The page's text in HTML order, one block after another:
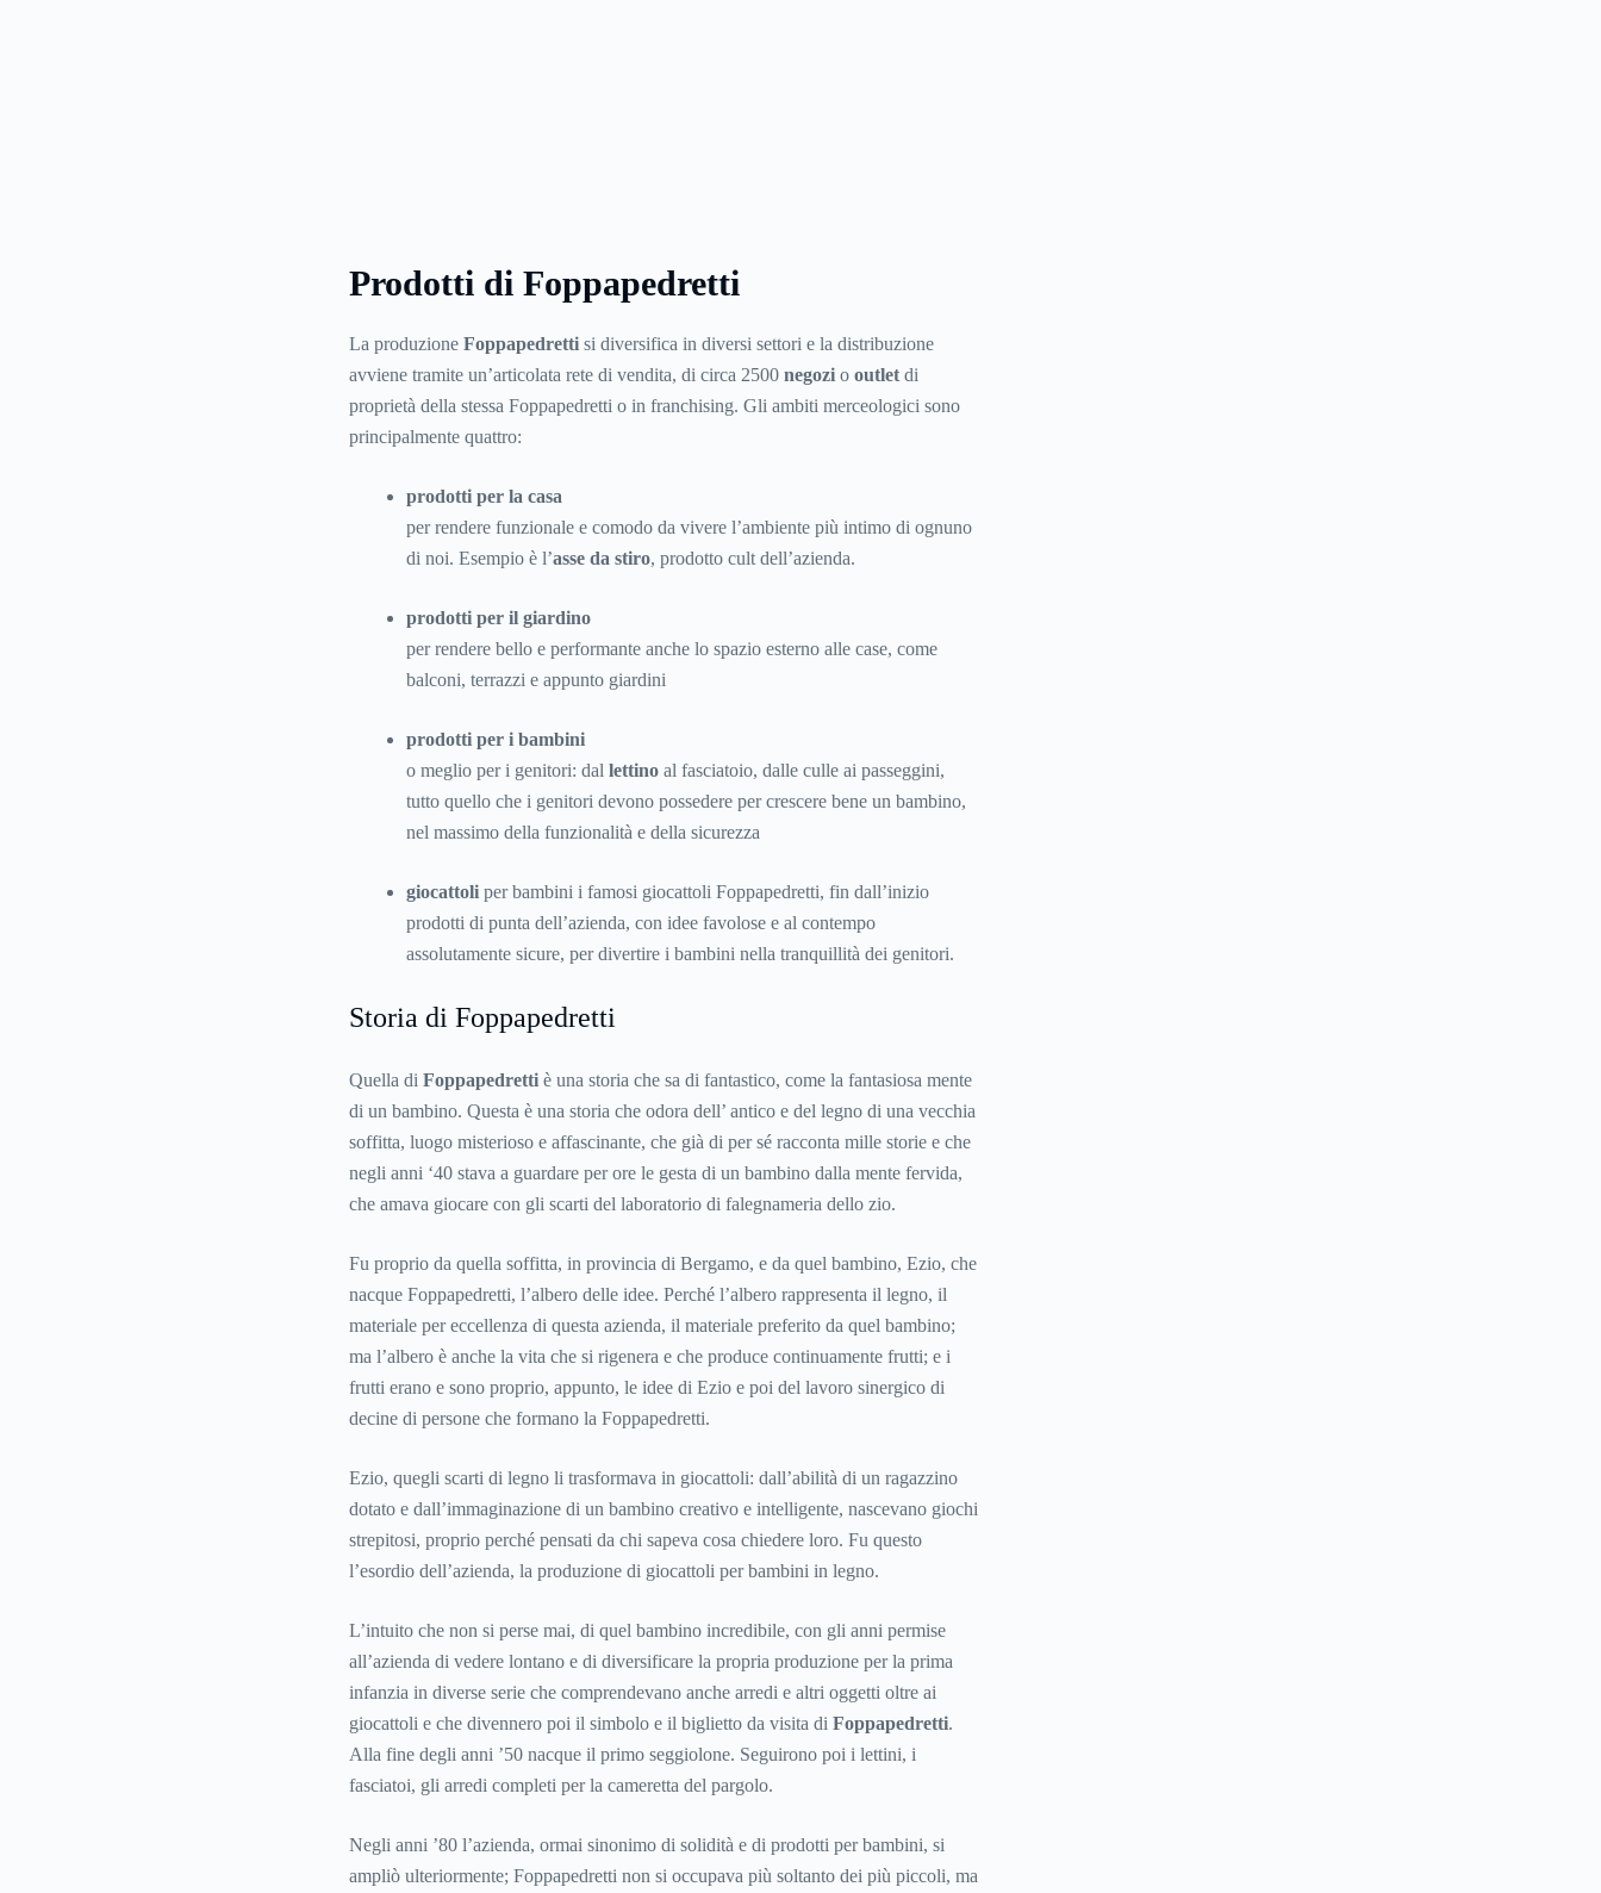
Prodotti di Foppapedretti
La produzione Foppapedrettisi diversifica in diversi settori e la distribuzione
avviene tramite un’articolata rete di vendita, di circa 2500 negozio outletdi
proprietà della stessa Foppapedretti o in franchising. Gli ambiti merceologici sono
principalmente quattro:
prodotti per la casa
per rendere funzionale e comodo da vivere l’ambiente più intimo di ognuno
di noi. Esempio è l’asse da stiro, prodotto cult dell’azienda.
prodotti per il giardino
per rendere bello e performante anche lo spazio esterno alle case, come
balconi, terrazzi e appunto giardini
prodotti per i bambini
o meglio per i genitori: dal lettinoal fasciatoio, dalle culle ai passeggini,
tutto quello che i genitori devono possedere per crescere bene un bambino,
nel massimo della funzionalità e della sicurezza
giocattoliper bambini i famosi giocattoli Foppapedretti, fin dall’inizio
prodotti di punta dell’azienda, con idee favolose e al contempo
assolutamente sicure, per divertire i bambini nella tranquillità dei genitori.
Storia di Foppapedretti
Quella di Foppapedrettiè una storia che sa di fantastico, come la fantasiosa mente
di un bambino. Questa è una storia che odora dell’ antico e del legno di una vecchia
soffitta, luogo misterioso e affascinante, che già di per sé racconta mille storie e che
negli anni ‘40 stava a guardare per ore le gesta di un bambino dalla mente fervida,
che amava giocare con gli scarti del laboratorio di falegnameria dello zio.
Fu proprio da quella soffitta, in provincia di Bergamo, e da quel bambino, Ezio, che
nacque Foppapedretti, l’albero delle idee. Perché l’albero rappresenta il legno, il
materiale per eccellenza di questa azienda, il materiale preferito da quel bambino;
ma l’albero è anche la vita che si rigenera e che produce continuamente frutti; e i
frutti erano e sono proprio, appunto, le idee di Ezio e poi del lavoro sinergico di
decine di persone che formano la Foppapedretti.
Ezio, quegli scarti di legno li trasformava in giocattoli: dall’abilità di un ragazzino
dotato e dall’immaginazione di un bambino creativo e intelligente, nascevano giochi
strepitosi, proprio perché pensati da chi sapeva cosa chiedere loro. Fu questo
l’esordio dell’azienda, la produzione di giocattoli per bambini in legno.
L’intuito che non si perse mai, di quel bambino incredibile, con gli anni permise
all’azienda di vedere lontano e di diversificare la propria produzione per la prima
infanzia in diverse serie che comprendevano anche arredi e altri oggetti oltre ai
giocattoli e che divennero poi il simbolo e il biglietto da visita di Foppapedretti.
Alla fine degli anni ’50 nacque il primo seggiolone. Seguirono poi i lettini, i
fasciatoi, gli arredi completi per la cameretta del pargolo.
Negli anni ’80 l’azienda, ormai sinonimo di solidità e di prodotti per bambini, si
ampliò ulteriormente; Foppapedretti non si occupava più soltanto dei più piccoli, ma